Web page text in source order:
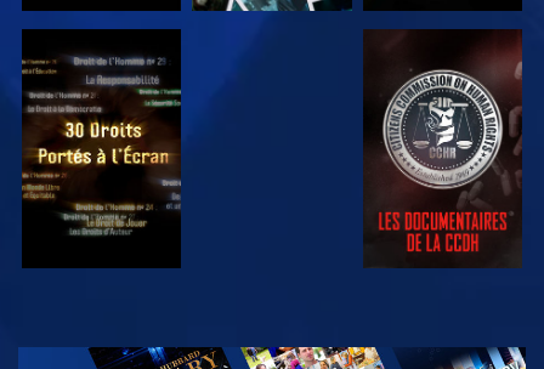
REGARDER REGARDER
REGARDER
DÉCOUVRIR